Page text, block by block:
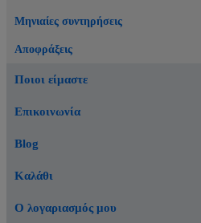
Μηνιαίες συντηρήσεις
Αποφράξεις
Ποιοι είμαστε
Επικοινωνία
Blog
Καλάθι
Ο λογαριασμός μου